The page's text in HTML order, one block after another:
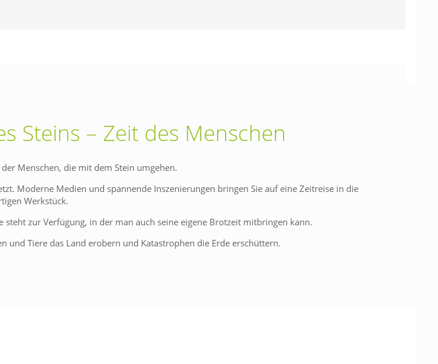
Steins – Zeit des Menschen
Menschen, die mit dem Stein umgehen.
Moderne Medien und spannende Inszenierungen bringen Sie auf eine Zeitreise in die
Werkstück.
zur Verfügung, in der man auch seine eigene Brotzeit mitbringen kann.
und Tiere das Land erobern und Katastrophen die Erde erschüttern.